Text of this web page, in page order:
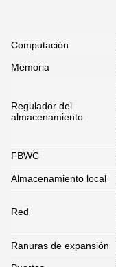
Computación
Memoria
Regulador del
almacenamiento
FBWC
Almacenamiento local
Red
Ranuras de expansión